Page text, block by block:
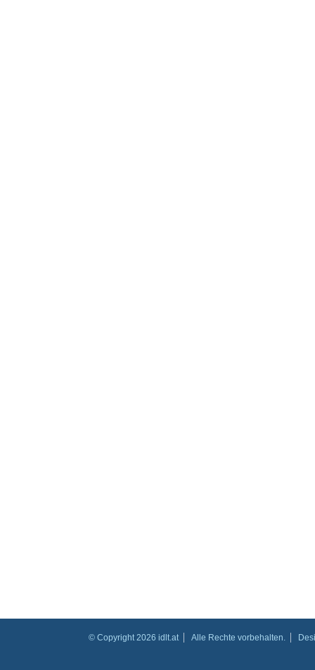
© Copyright 2026 idlt.at Alle Rechte vorbehalten.